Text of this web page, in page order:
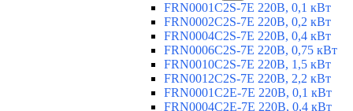
FRN0001C2S-7E 220В, 0,1 кВт
FRN0002C2S-7E 220В, 0,2 кВт
FRN0004C2S-7E 220В, 0,4 кВт
FRN0006C2S-7E 220В, 0,75 кВт
FRN0010C2S-7E 220В, 1,5 кВт
FRN0012C2S-7E 220В, 2,2 кВт
FRN0001C2E-7E 220В, 0,1 кВт
FRN0004C2E-7E 220В, 0,4 кВт